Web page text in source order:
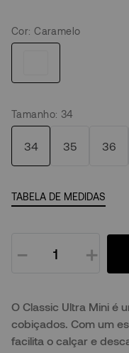
Cor: Caramelo
Tamanho: 34
34 35 36
TABELA DE MEDIDAS
＋
－
O Classic Ultra Mini é
cobiçados. Com um
facilita o calçar e